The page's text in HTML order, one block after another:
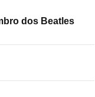
dos Beatles